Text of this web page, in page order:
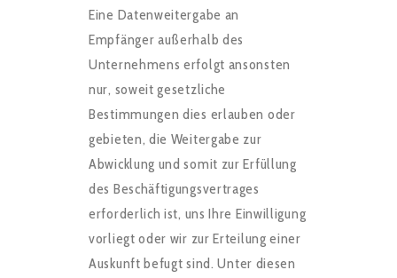
Eine Datenweitergabe an
Empfänger außerhalb des
Unternehmens erfolgt ansonsten
nur, soweit gesetzliche
Bestimmungen dies erlauben oder
gebieten, die Weitergabe zur
Abwicklung und somit zur Erfüllung
des Beschäftigungsvertrages
erforderlich ist, uns Ihre Einwilligung
vorliegt oder wir zur Erteilung einer
Auskunftbefugt sind. Unter diesen